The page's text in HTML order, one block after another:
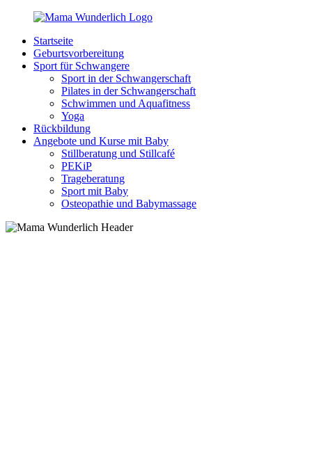
Zurück
Inhalt
MamaWunderlich.de
Mutti
sein
wunderbar!
Startseite
Geburtsvorbereitung
Sport für Schwangere
Sport in der Schwangerschaft
Pilates in der Schwangerschaft
Schwimmen und Aquafitness
Yoga
Rückbildung
Angebote und Kurse mit Baby
Stillberatung und Stillcafé
PEKiP
Trageberatung
Sport mit Baby
Osteopathie und Babymassage